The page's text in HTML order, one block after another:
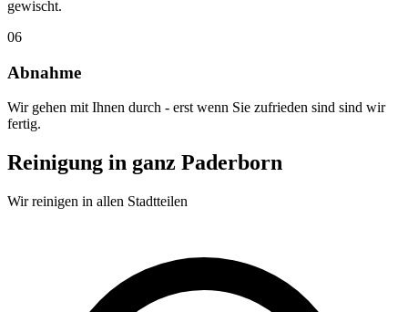
gewischt.
06
Abnahme
Wir gehen mit Ihnen durch - erst wenn Sie zufrieden sind sind wir
fertig.
Reinigung in ganz Paderborn
Wir reinigen in allen Stadtteilen